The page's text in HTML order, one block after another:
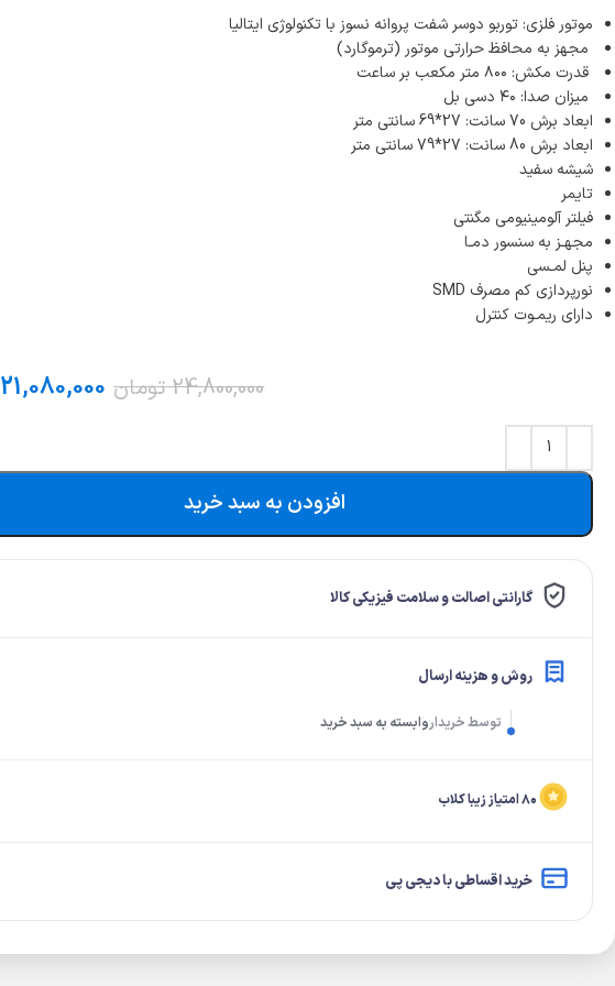
موتور فلزی: توربو دوسر شفت پروانه نسوز با تکنولوژی ایتالیا
مجهز به محافظ حرارتی موتور (ترموگارد)
قدرت مکش: ۸۰۰ متر مکعب بر ساعت
میزان صدا: ۴۰ دسی بل
ابعاد برش 70 سانت: 27*69 سانتی متر
ابعاد برش 80 سانت: 27*79 سانتی متر
شیشه سفید
تایمر
فیلتر آلومینیومی مگنتی
مجهـز به سنسور دمـا
پنل لمـسی
نورپردازی کم مصرف SMD
دارای ریمـوت کنترل
24,800,000 تومان 21,080,000
افزودن به سبد خرید
گارانتی اصالت و سلامت فیزیکی کالا
روش و هزینه ارسال
توسط خریداروابسته به سبد خرید
۸۰ امتیاز زیبا کلاب
خرید اقساطی با دیجی پی